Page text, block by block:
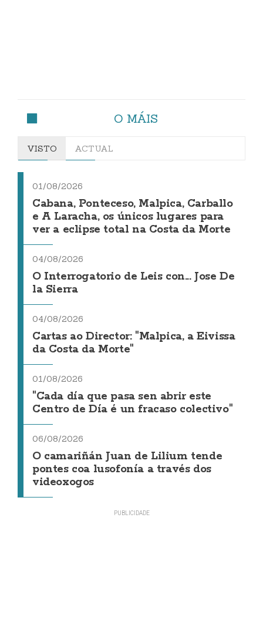
O MÁIS
VISTO ACTUAL
01/08/2026
Cabana, Ponteceso, Malpica, Carballo
e A Laracha, os únicos lugares para
ver a eclipse total na Costa da Morte
04/08/2026
O Interrogatorio de Leis con... Jose De
la Sierra
04/08/2026
Cartas ao Director: "Malpica, a Eivissa
da Costa da Morte"
01/08/2026
"Cada día que pasa sen abrir este
Centro de Día é un fracaso colectivo"
06/08/2026
O camariñán Juan de Lilium tende
pontes coa lusofonía a través dos
videoxogos